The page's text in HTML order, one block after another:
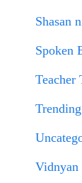
Shasan
Spoken
Teacher
Trending
Vidnyan